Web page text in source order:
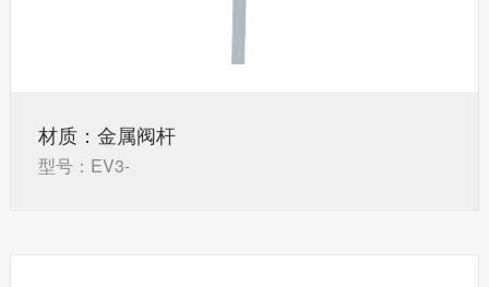
材质：金属阀杆
型号：EV3-